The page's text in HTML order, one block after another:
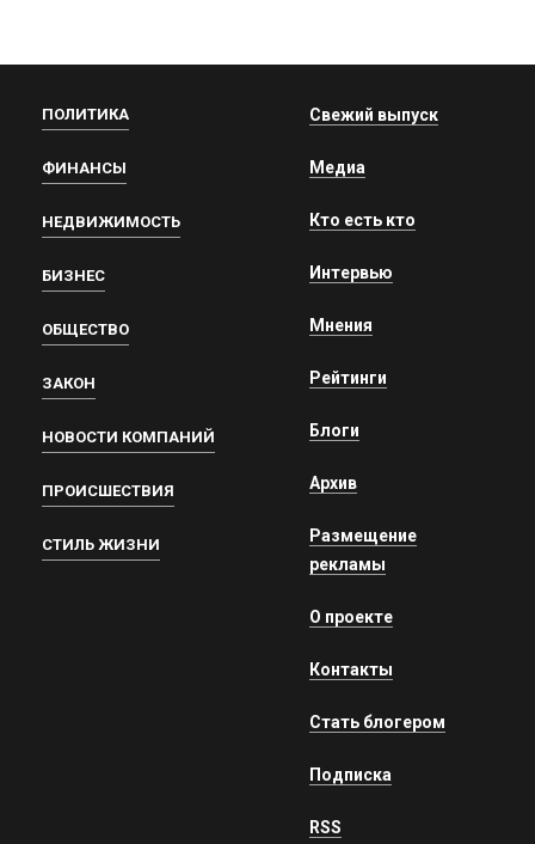
ПОЛИТИКА
ФИНАНСЫ
НЕДВИЖИМОСТЬ
БИЗНЕС
ОБЩЕСТВО
ЗАКОН
НОВОСТИ КОМПАНИЙ
ПРОИСШЕСТВИЯ
СТИЛЬ ЖИЗНИ
Свежий выпуск
Медиа
Кто есть кто
Интервью
Мнения
Рейтинги
Блоги
Архив
Размещение
рекламы
О проекте
Контакты
Стать блогером
Подписка
RSS